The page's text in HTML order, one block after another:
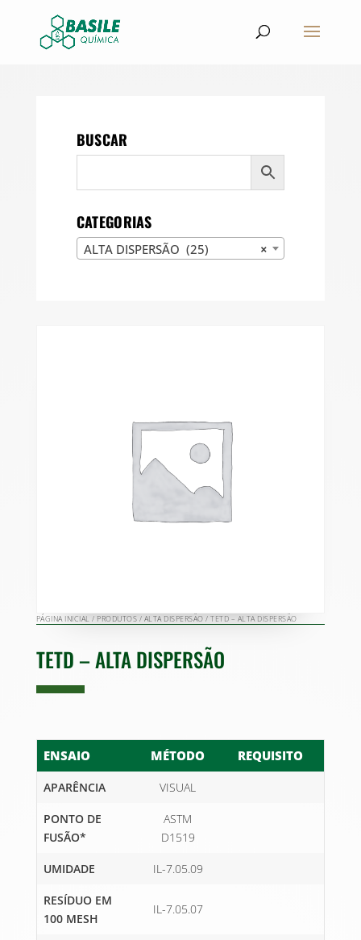
BUSCAR
CATEGORIAS
×
ALTA DISPERSÃO (25)
PÁGINA INICIAL / PRODUTOS / ALTA DISPERSÃO / TETD – ALTA DISPERSÃO
TETD – ALTA DISPERSÃO
ENSAIO MÉTODO REQUISITO
APARÊNCIA VISUAL
PONTO DE
FUSÃO*
ASTM
D1519
UMIDADE IL-7.05.09
RESÍDUO EM
100 MESH
IL-7.05.07